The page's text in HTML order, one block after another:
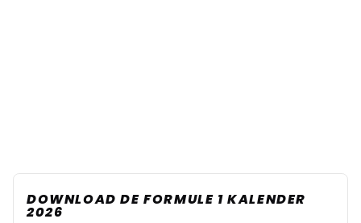
DOWNLOAD DE FORMULE 1 KALENDER
2026